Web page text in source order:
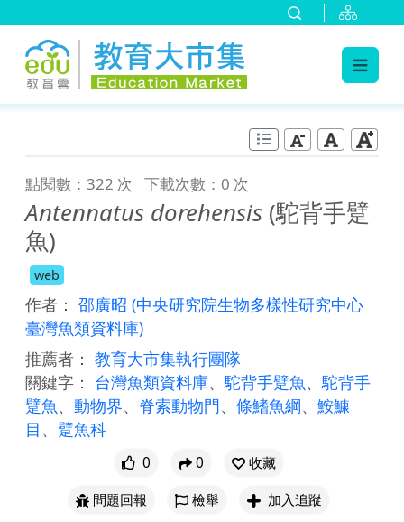
點閱數：322 次 下載次數：0 次
Antennatus dorehensis (駝背手躄
魚)
web
作者： 邵廣昭 (中央研究院生物多樣性研究中心
臺灣魚類資料庫)
推薦者： 教育大市集執行團隊
關鍵字： 台灣魚類資料庫、駝背手躄魚、駝背手
躄魚、 動物界、 脊索動物門、 條鰭魚綱、 鮟鱇
目 、 躄魚科
0 0
收藏
問題回報
檢舉 加入追蹤